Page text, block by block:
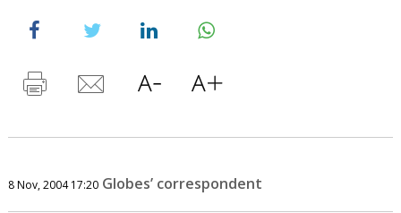
8 Nov, 2004 17:20 Globes’ correspondent